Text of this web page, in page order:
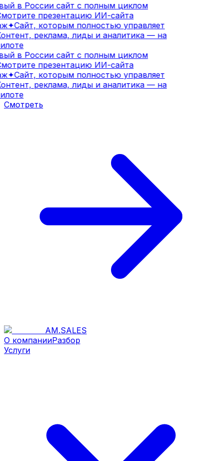
в России сайт с полным циклом
презентацию ИИ-сайта
✦Сайт, которым полностью управляет
реклама, лиды и аналитика — на
в России сайт с полным циклом
презентацию ИИ-сайта
✦Сайт, которым полностью управляет
реклама, лиды и аналитика — на
Смотреть
AM.SALES
О компанииРазбор
Услуги